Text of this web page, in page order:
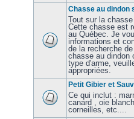
Chasse au dindon
Tout sur la
Cette chasse est
au Québec. Je
informations et
de la recherche
chasse au dindon
type d'arme,
appropriées.
Petit Gibier et
Ce qui inclut :
canard , oie
corneilles, etc....